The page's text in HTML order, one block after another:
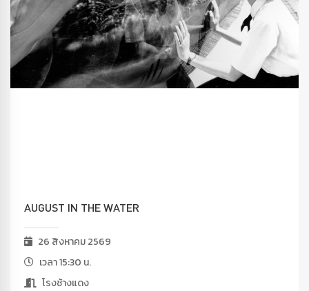
AUGUST IN THE WATER
26 สิงหาคม 2569
เวลา 15:30 น.
โรงช้างแดง